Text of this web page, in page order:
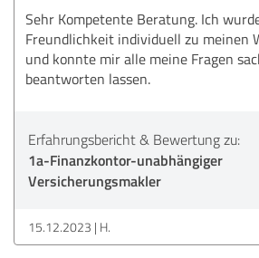
Sehr Kompetente Beratung. Ich
Freundlichkeit individuell zu meinen
und konnte mir alle meine Fragen
beantworten lassen.
Erfahrungsbericht & Bewertung zu:
1a-Finanzkontor-unabhängiger
Versicherungsmakler
15.12.2023 H.